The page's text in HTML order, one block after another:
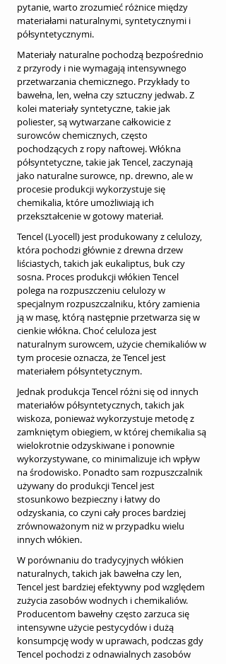
pytanie, warto zrozumieć różnice między
materiałami naturalnymi, syntetycznymi i
półsyntetycznymi.
Materiały naturalne pochodzą bezpośrednio
z przyrody i nie wymagają intensywnego
przetwarzania chemicznego. Przykłady to
bawełna, len, wełna czy sztuczny jedwab. Z
kolei materiały syntetyczne, takie jak
poliester, są wytwarzane całkowicie z
surowców chemicznych, często
pochodzących z ropy naftowej. Włókna
półsyntetyczne, takie jak Tencel, zaczynają
jako naturalne surowce, np. drewno, ale w
procesie produkcji wykorzystuje się
chemikalia, które umożliwiają ich
przekształcenie w gotowy materiał.
Tencel (Lyocell) jest produkowany z celulozy,
która pochodzi głównie z drewna drzew
liściastych, takich jak eukaliptus, buk czy
sosna. Proces produkcji włókien Tencel
polega na rozpuszczeniu celulozy w
specjalnym rozpuszczalniku, który zamienia
ją w masę, którą następnie przetwarza się w
cienkie włókna. Choć celuloza jest
naturalnym surowcem, użycie chemikaliów w
tym procesie oznacza, że Tencel jest
materiałem półsyntetycznym.
Jednak produkcja Tencel różni się od innych
materiałów półsyntetycznych, takich jak
wiskoza, ponieważ wykorzystuje metodę z
zamkniętym obiegiem, w której chemikalia są
wielokrotnie odzyskiwane i ponownie
wykorzystywane, co minimalizuje ich wpływ
na środowisko. Ponadto sam rozpuszczalnik
używany do produkcji Tencel jest
stosunkowo bezpieczny i łatwy do
odzyskania, co czyni cały proces bardziej
zrównoważonym niż w przypadku wielu
innych włókien.
W porównaniu do tradycyjnych włókien
naturalnych, takich jak bawełna czy len,
Tencel jest bardziej efektywny pod względem
zużycia zasobów wodnych i chemikaliów.
Producentom bawełny często zarzuca się
intensywne użycie pestycydów i dużą
konsumpcję wody w uprawach, podczas gdy
Tencel pochodzi z odnawialnych zasobów